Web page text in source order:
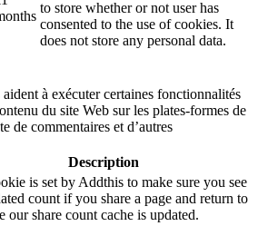
to store whether or not user has
consented to the use of cookies. It
does not store any personal data.
à exécuter certaines fonctionnalités
du site Web sur les plates-formes de
de commentaires et d’autres
Description
is set by Addthis to make sure you see
count if you share a page and return to
our share count cache is updated.